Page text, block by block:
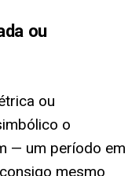
ou
ou
o
— um período em
mesmo